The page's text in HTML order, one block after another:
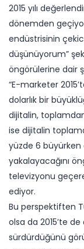
2015 yılı
dönemden
endüstrisinin
düşünüyorum”
öngörülerine dair
“E-marketer
dolarlık bir
dijitalin, toplamdan
ise dijitalin
yüzde 6 büyürken
yakalayacağını
televizyonu
ediyor.
Bu perspektiften
olsa da 2015’te
sürdürdüğünü